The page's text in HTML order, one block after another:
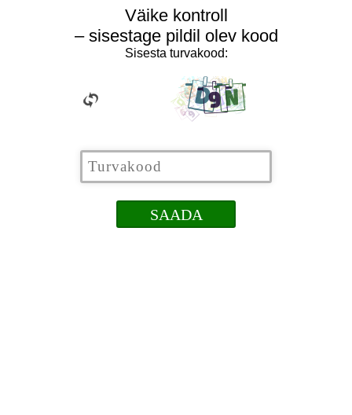
Väike kontroll
– sisestage pildil olev kood
Sisesta turvakood: